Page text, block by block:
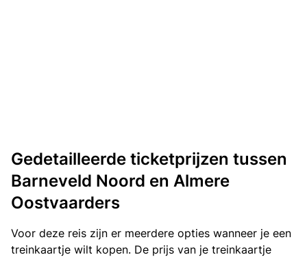
Gedetailleerde ticketprijzen tussen
Barneveld Noord en Almere
Oostvaarders
Voor deze reis zijn er meerdere opties wanneer je een
treinkaartje wilt kopen. De prijs van je treinkaartje